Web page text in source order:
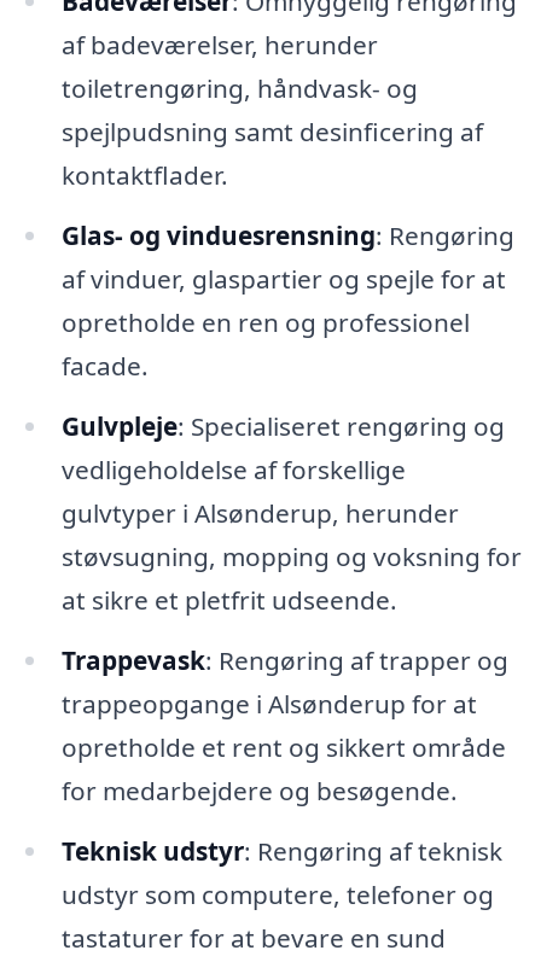
af badeværelser, herunder
toiletrengøring, håndvask- og
spejlpudsning samt desinficering af
kontaktflader.
Glas- og vinduesrensning: Rengøring
af vinduer, glaspartier og spejle for at
opretholde en ren og professionel
facade.
Gulvpleje: Specialiseret rengøring og
vedligeholdelse af forskellige
gulvtyper i Alsønderup, herunder
støvsugning, mopping og voksning for
at sikre et pletfrit udseende.
Trappevask: Rengøring af trapper og
trappeopgange i Alsønderup for at
opretholde et rent og sikkert område
for medarbejdere og besøgende.
Teknisk udstyr: Rengøring af teknisk
udstyr som computere, telefoner og
tastaturer for at bevare en sund